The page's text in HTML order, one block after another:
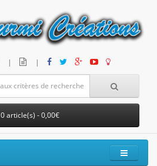
| |
0 article(s) - 0,00€